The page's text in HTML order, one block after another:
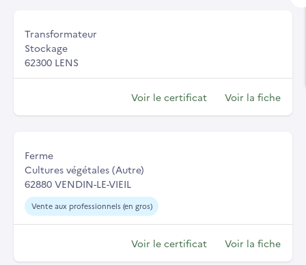
Transformateur
Stockage
62300 LENS
Voir le certificat Voir la fiche
Ferme
Cultures végétales (Autre)
62880 VENDIN-LE-VIEIL
Vente aux professionnels (en gros)
Voir le certificat Voir la fiche